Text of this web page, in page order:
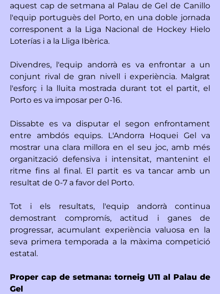
aquest cap de setmana al Palau de Gel de Canillo
l'equip portuguès del Porto, en una doble jornada
corresponent a la Liga Nacional de Hockey Hielo
Loterías i a la Lliga Ibèrica.
Divendres, l'equip andorrà es va enfrontar a un
conjunt rival de gran nivell i experiència. Malgrat
l'esforç i la lluita mostrada durant tot el partit, el
Porto es va imposar per 0-16.
Dissabte es va disputar el segon enfrontament
entre ambdós equips. L'Andorra Hoquei Gel va
mostrar una clara millora en el seu joc, amb més
organització defensiva i intensitat, mantenint el
ritme fins al final. El partit es va tancar amb un
resultat de 0-7 a favor del Porto.
Tot i els resultats, l'equip andorrà continua
demostrant compromís, actitud i ganes de
progressar, acumulant experiència valuosa en la
seva primera temporada a la màxima competició
estatal.
Proper cap de setmana: torneig U11 al Palau de
Gel